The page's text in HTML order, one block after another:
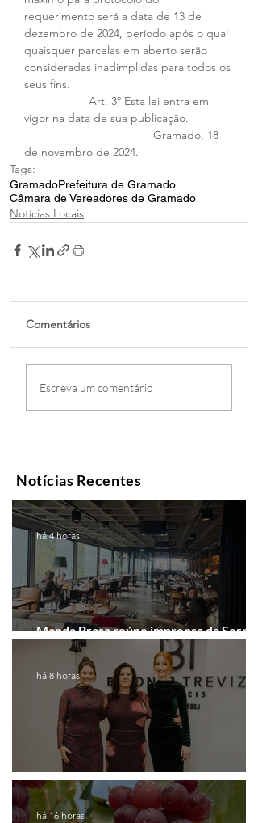
requerimento será a data de 13 de
dezembro de 2024, período após o qual
quaisquer parcelas em aberto serão
consideradas inadimplidas para todos os
seus fins.
vigor na data de sua publicação.
de novembro de 2024.
Tags:
GramadoPrefeitura de Gramado
Câmara de Vereadores de Gramado
Notícias Locais
Comentários
Escreva um comentário
Notícias Recentes
Manda Brasa reúne imprensa da Serra
Gaúcha para falar de expansão
há 4 horas
Coluna de Caxias
há 8 horas
há 16 horas